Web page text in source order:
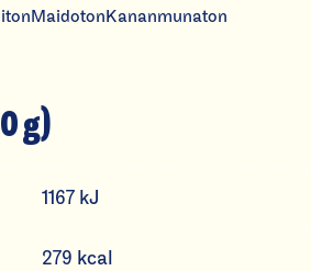
MaidotonKananmunaton
g)
1167 kJ
279 kcal